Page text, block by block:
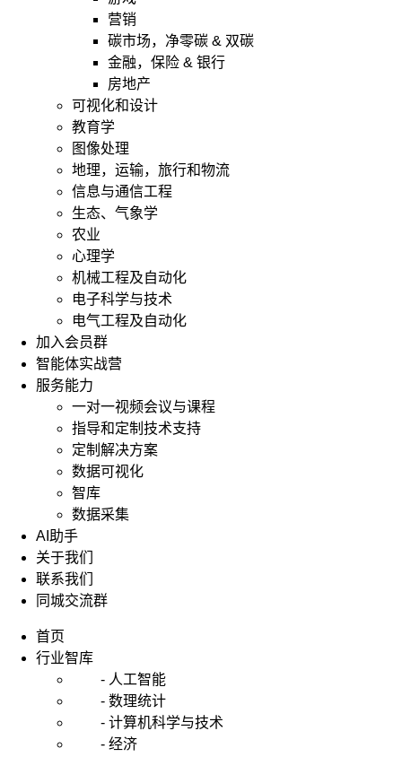
营销
碳市场，净零碳 & 双碳
金融，保险 & 银行
房地产
可视化和设计
教育学
图像处理
地理，运输，旅行和物流
信息与通信工程
生态、气象学
农业
心理学
机械工程及自动化
电子科学与技术
电气工程及自动化
加入会员群
智能体实战营
服务能力
一对一视频会议与课程
指导和定制技术支持
定制解决方案
数据可视化
智库
数据采集
AI助手
关于我们
联系我们
同城交流群
首页
行业智库
- 人工智能
- 数理统计
- 计算机科学与技术
- 经济